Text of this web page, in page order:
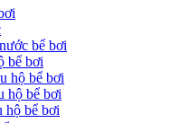
bể bơi
bể bơi
hộ bể bơi
hộ bể bơi
hộ bể bơi